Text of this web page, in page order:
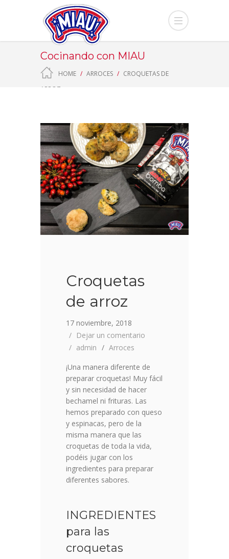
Cocinando con MIAU
HOME ARROCES
CROQUETAS DE
ARROZ
Croquetas
de arroz
17 noviembre, 2018
Dejar un comentario
admin
Arroces
¡Una manera diferente de
preparar croquetas! Muy fácil
y sin necesidad de hacer
bechamel ni frituras. Las
hemos preparado con queso
y espinacas, pero de la
misma manera que las
croquetas de toda la vida,
podéis jugar con los
ingredientes para preparar
diferentes sabores.
INGREDIENTES
para las
croquetas